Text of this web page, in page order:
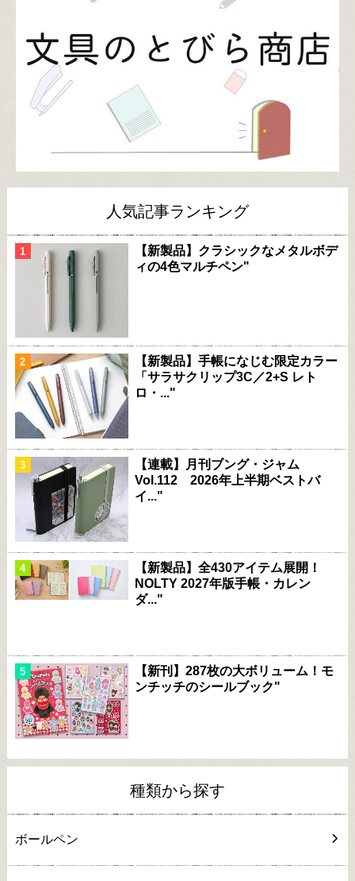
人気記事ランキング
【新製品】クラシックなメタルボデ
ィの4色マルチペン"
【新製品】手帳になじむ限定カラー
「サラサクリップ3C／2+S レト
ロ・..."
【連載】月刊ブング・ジャム
Vol.112 2026年上半期ベストバ
イ..."
【新製品】全430アイテム展開！
NOLTY 2027年版手帳・カレン
ダ..."
【新刊】287枚の大ボリューム！モ
ンチッチのシールブック"
種類から探す
ボールペン